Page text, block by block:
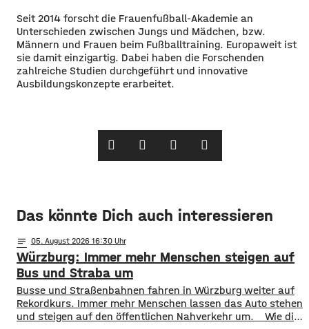
Seit 2014 forscht die Frauenfußball-Akademie an
Unterschieden zwischen Jungs und Mädchen, bzw.
Männern und Frauen beim Fußballtraining. Europaweit ist
sie damit einzigartig. Dabei haben die Forschenden
zahlreiche Studien durchgeführt und innovative
Ausbildungskonzepte erarbeitet.
Das könnte Dich auch interessieren
notes 05. August 2026 16:30
Würzburg: Immer mehr Menschen steigen auf
Bus und Straba um
​​Busse und Straßenbahnen fahren in Würzburg weiter auf
Rekordkurs. Immer mehr Menschen lassen das Auto stehen
und steigen auf den öffentlichen Nahverkehr um. ​Wie die